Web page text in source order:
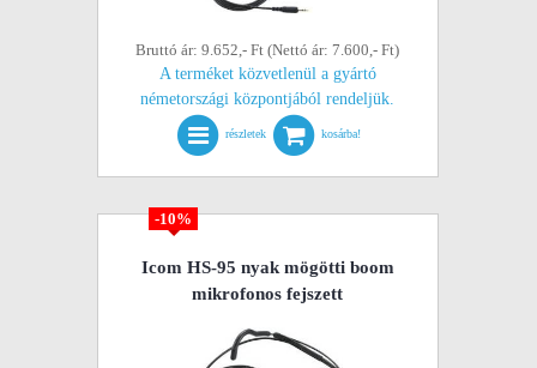
Bruttó ár: 9.652,- Ft (Nettó ár: 7.600,- Ft)
A terméket közvetlenül a gyártó
németországi központjából rendeljük.
részletek kosárba!
-10%
Icom HS-95 nyak mögötti boom
mikrofonos fejszett